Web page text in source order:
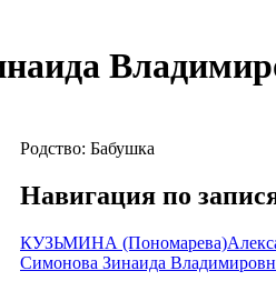
Родство: Бабушка
Навигация по
КУЗЬМИНА
Симонова Зинаида